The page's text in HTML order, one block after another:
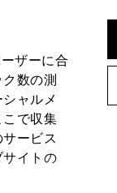
ザーに合
数の測
ャルメ
で収集
ービス
イトの